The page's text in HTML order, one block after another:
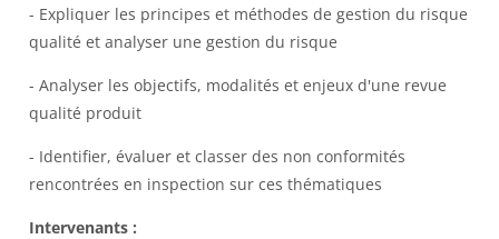
- Expliquer les principes et méthodes de gestion du risque
qualité et analyser une gestion du risque
- Analyser les objectifs, modalités et enjeux d'une revue
qualité produit
- Identifier, évaluer et classer des non conformités
rencontrées en inspection sur ces thématiques
Intervenants :